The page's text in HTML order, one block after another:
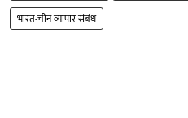
भारत-चीन व्यापार संबंध